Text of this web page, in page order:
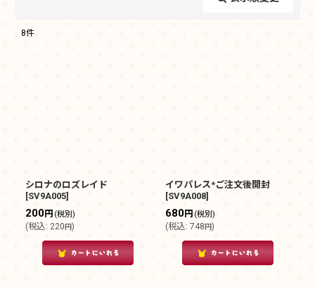
8件
シロナのロズレイド
[SV9A005]
200円 (税別)
(税込: 220円)
イワパレス*ご注文後開封
[SV9A008]
680円 (税別)
(税込: 748円)